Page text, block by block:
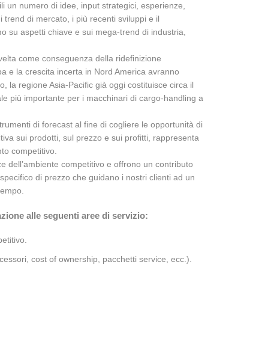
a
le
Filosofia di servizio
Forniamo un servizio su misura,
Specialmente in relazione ai nostri
progetti di intelligence, eseguiamo
indagini di mercato da diverse
angolature: clienti finali, clienti
industriali, business-to-business,
mercato e la creatività applicata
La promessa di
marketing, che è alla
operare. Essa, non si
un numero di idee, input strategici, esperienze,
di mercato, i più recenti sviluppi e il
su aspetti chiave e sui mega-trend di industria,
come conseguenza della ridefinizione
e la crescita incerta in Nord America avranno
la regione Asia-Pacific già oggi costituisce circa il
più importante per i macchinari di cargo-handling a
di forecast al fine di cogliere le opportunità di
sui prodotti, sul prezzo e sui profitti, rappresenta
competitivo.
dell’ambiente competitivo e offrono un contributo
di prezzo che guidano i nostri clienti ad un
alle seguenti aree di servizio:
cost of ownership, pacchetti service, ecc.).